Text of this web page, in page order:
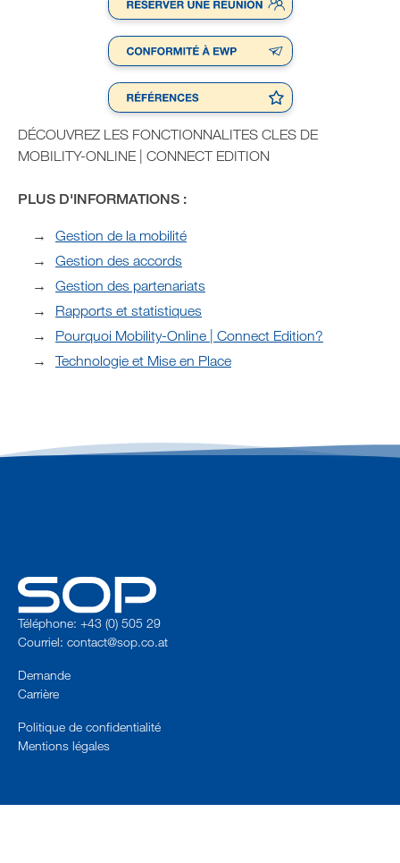
DÉCOUVREZ LES FONCTIONNALITES CLES DE
MOBILITY-ONLINE | CONNECT EDITION
PLUS D'INFORMATIONS :
Gestion de la mobilité
Gestion des accords
Gestion des partenariats
Rapports et statistiques
Pourquoi Mobility-Online | Connect Edition?
Technologie et Mise en Place
Téléphone: +43 (0) 505 29
Courriel: contact@sop.co.at
Demande
Carrière
Politique de confidentialité
Mentions légales